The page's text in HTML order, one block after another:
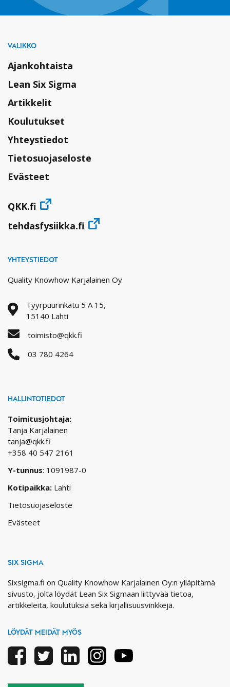
VALIKKO
Ajankohtaista
Lean Six Sigma
Artikkelit
Koulutukset
Yhteystiedot
Tietosuojaseloste
Evästeet
QKK.fi
tehdasfysiikka.fi
YHTEYSTIEDOT
Quality Knowhow Karjalainen Oy
Tyyrpuurinkatu 5 A 15,
15140 Lahti
toimisto@qkk.fi
03 780 4264
HALLINTOTIEDOT
Toimitusjohtaja:
Tanja Karjalainen
tanja@qkk.fi
+358 40 547 2161
Y-tunnus: 1091987-0
Kotipaikka: Lahti
Tietosuojaseloste
Evästeet
SIX SIGMA
Sixsigma.fi on Quality Knowhow Karjalainen Oy:n ylläpitämä
sivusto, jolta löydät Lean Six Sigmaan liittyvää tietoa,
artikkeleita, koulutuksia sekä kirjallisuusvinkkejä.
LÖYDÄT MEIDÄT MYÖS
FacebookTwitter LinkedinInstagramYoutube